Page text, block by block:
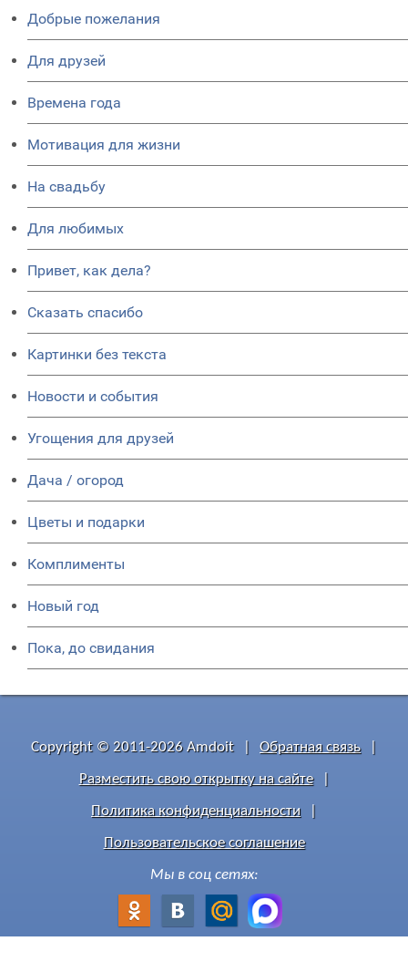
Добрые пожелания
Для друзей
Времена года
Мотивация для жизни
На свадьбу
Для любимых
Привет, как дела?
Сказать спасибо
Картинки без текста
Новости и события
Угощения для друзей
Дача / огород
Цветы и подарки
Комплименты
Новый год
Пока, до свидания
Copyright © 2011-2026 Amdoit Обратная связь
Разместить свою открытку на сайте
Политика конфиденциальности
Пользовательское соглашение
Мы в соц сетях: